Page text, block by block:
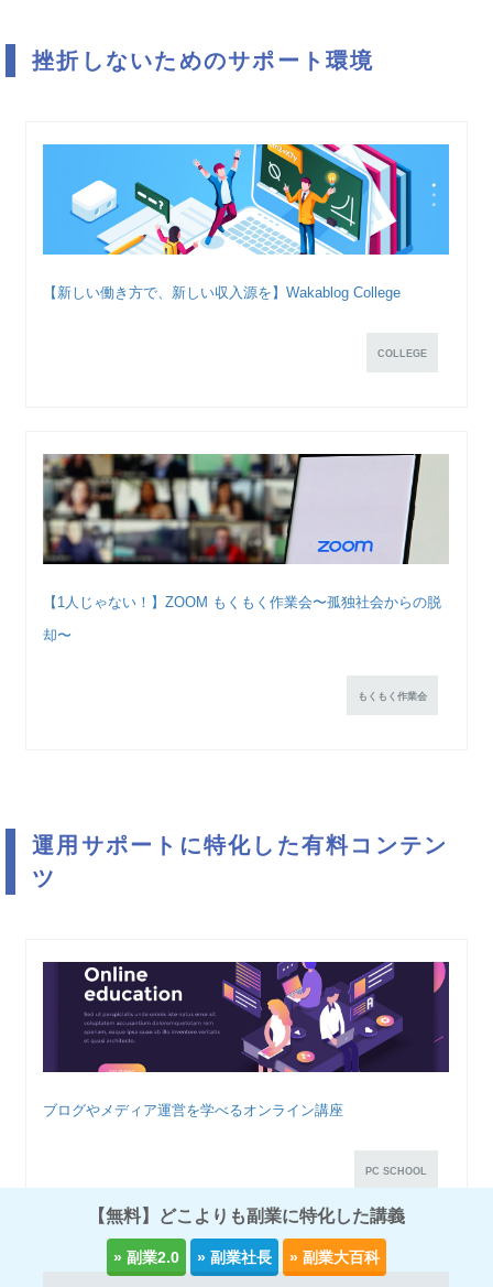
挫折しないためのサポート環境
【新しい働き方で、新しい収入源を】Wakablog College
COLLEGE
【1人じゃない！】ZOOM もくもく作業会〜孤独社会からの脱
却〜
もくもく作業会
運用サポートに特化した有料コンテン
ツ
ブログやメディア運営を学べるオンライン講座
PC SCHOOL
【無料】どこよりも副業に特化した講義